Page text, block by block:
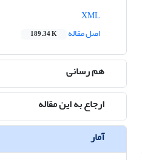
اصل مقاله
189.34 K
هم رسانی
ارجاع به این مقاله
آمار